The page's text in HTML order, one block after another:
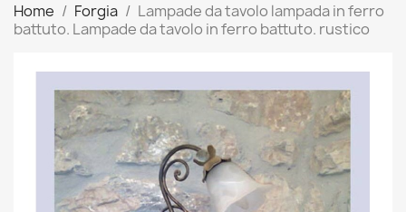
Home Forgia
Lampade da tavolo lampada in ferro
battuto. Lampade da tavolo in ferro battuto. rustico